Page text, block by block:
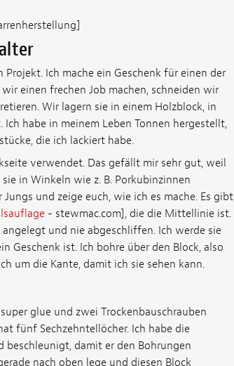
Ich mache ein Geschenk für einen der
einen frechen Job machen, schneiden wir
Wir lagern sie in einem Holzblock, in
habe in meinem Leben Tonnen hergestellt,
die ich lackiert habe.
verwendet. Das gefällt mir sehr gut, weil
in Winkeln wie z. B. Porkubinzinnen
und zeige euch, wie ich es mache. Es gibt
- stewmac.com], die die Mittellinie ist.
und nie abgeschliffen. Ich werde sie
Geschenk ist. Ich bohre über den Block, also
um die Kante, damit ich sie sehen kann.
glue und zwei Trockenbauschrauben
fünf Sechzehntellöcher. Ich habe die
beschleunigt, damit er den Bohrungen
nach oben lege und diesen Block